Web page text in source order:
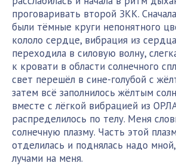
проговаривать второй ЗКК.
были тёмные круги непонятного
кололо сердце, вибрация из
переходила в силовую волну,
к кровати в области солнечного
свет перешёл в сине-голубой с
затем всё заполнилось жёлтым
вместе с лёгкой вибрацией из
распределилось по телу. Меня
солнечную плазму. Часть этой
отделилась и поднялась надо
лучами на меня.